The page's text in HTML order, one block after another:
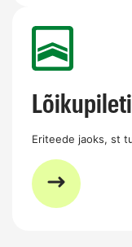
Eriteede jaoks, st